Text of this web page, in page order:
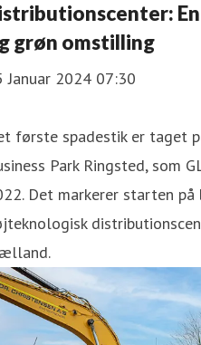
grøn omstilling
Januar 2024 07:30
første spadestik er taget
Park Ringsted, som
Det markerer starten